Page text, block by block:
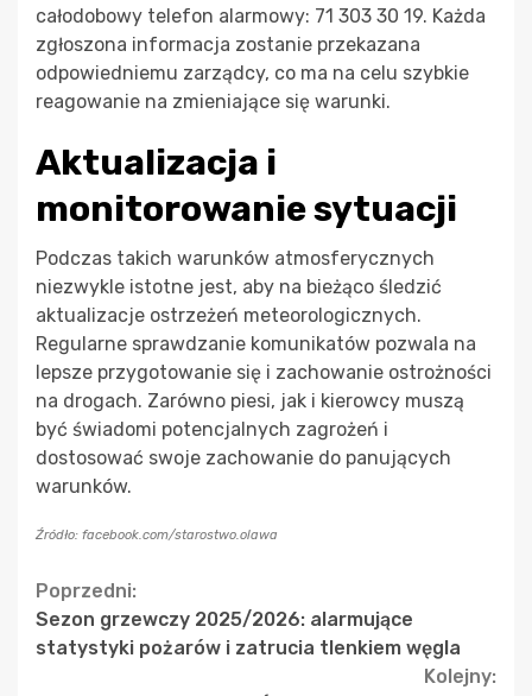
całodobowy telefon alarmowy: 71 303 30 19. Każda
zgłoszona informacja zostanie przekazana
odpowiedniemu zarządcy, co ma na celu szybkie
reagowanie na zmieniające się warunki.
Aktualizacja i
monitorowanie sytuacji
Podczas takich warunków atmosferycznych
niezwykle istotne jest, aby na bieżąco śledzić
aktualizacje ostrzeżeń meteorologicznych.
Regularne sprawdzanie komunikatów pozwala na
lepsze przygotowanie się i zachowanie ostrożności
na drogach. Zarówno piesi, jak i kierowcy muszą
być świadomi potencjalnych zagrożeń i
dostosować swoje zachowanie do panujących
warunków.
Źródło: facebook.com/starostwo.olawa
Continue
Reading
Poprzedni:
Sezon grzewczy 2025/2026: alarmujące
statystyki pożarów i zatrucia tlenkiem węgla
Kolejny: